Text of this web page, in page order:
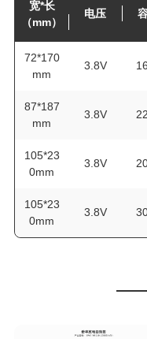
宽*长
（mm）
电压
72*170
mm
3.8V
87*187
mm
3.8V
105*23
0mm
3.8V
105*23
0mm
3.8V
——